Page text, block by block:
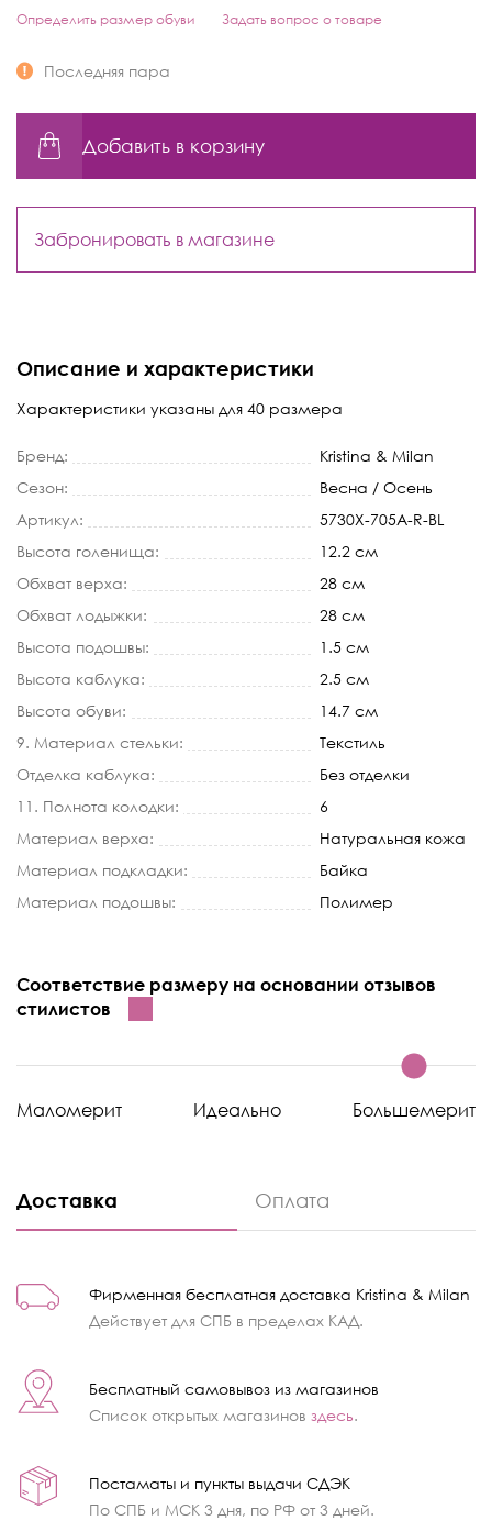
Определить размер обуви Задать вопрос о товаре
Последняя пара
Добавить в корзину
Забронировать в магазине
Описание и характеристики
Характеристики указаны для 40 размера
Бренд:
Kristina & Milan
Сезон:
Весна / Осень
Артикул:
5730X-705A-R-BL
Высота голенища:
12.2 см
Обхват верха:
28 см
Обхват лодыжки:
28 см
Высота подошвы:
1.5 см
Высота каблука:
2.5 см
Высота обуви:
14.7 см
9. Материал стельки:
Текстиль
Отделка каблука:
Без отделки
11. Полнота колодки:
6
Материал верха:
Натуральная кожа
Материал подкладки:
Байка
Материал подошвы:
Полимер
Соответствие размеру на основании отзывов
стилистов
Маломерит Идеально Большемерит
Доставка Оплата
Фирменная бесплатная доставка Kristina & Milan
Действует для СПБ в пределах КАД.
Бесплатный самовывоз из магазинов
Список открытых магазинов здесь.
Постаматы и пункты выдачи СДЭК
По СПБ и МСК 3 дня, по РФ от 3 дней.